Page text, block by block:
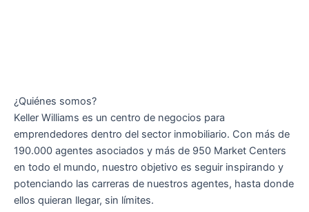
¿Quiénes somos?
Keller Williams es un centro de negocios para
emprendedores dentro del sector inmobiliario. Con más de
190.000 agentes asociados y más de 950 Market Centers
en todo el mundo, nuestro objetivo es seguir inspirando y
potenciando las carreras de nuestros agentes, hasta donde
ellos quieran llegar, sin límites.